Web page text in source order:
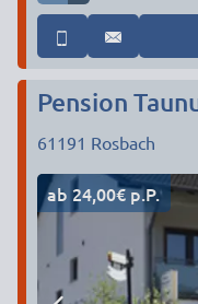
61191 Rosbach
ab 24,00€ p.P.